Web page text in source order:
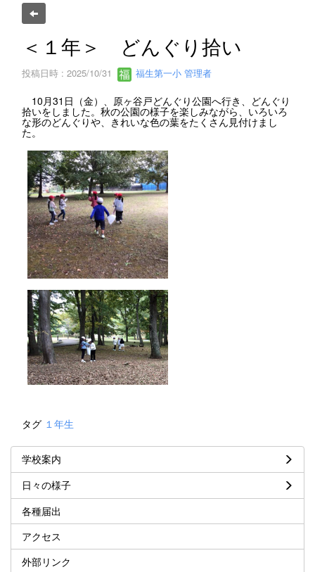
＜１年＞ どんぐり拾い
投稿日時 : 2025/10/31 福生第一小 管理者
10月31日（金）、原ヶ谷戸どんぐり公園へ行き、どんぐり
拾いをしました。秋の公園の様子を楽しみながら、いろいろ
な形のどんぐりや、きれいな色の葉をたくさん見付けまし
た。
タグ １年生
学校案内
日々の様子
各種届出
アクセス
外部リンク